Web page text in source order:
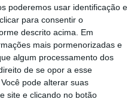
poderemos usar identificação e
para consentir o
descrito acima. Em
mais pormenorizadas e
algum processamento dos
de se opor a esse
pode alterar suas
site e clicando no botão
distingue
Cultural Vila Flor